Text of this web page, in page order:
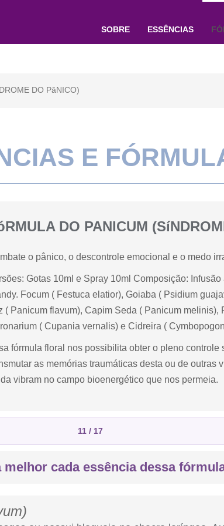
SOBRE ESSÊNCIAS
DO PâNICO)
E
DO PANICUM
o pânico, o descontrole emocional e o medo
Gotas 10ml e Spray 10ml Composição:
Focum ( Festuca elatior), Goiaba ( Psidium
( Panicum flavum), Capim Seda ( Panicum
( Cupania vernalis) e Cidreira (
fórmula floral nos possibilita obter o pleno controle
as memórias traumáticas desta ou de outras
vibram no campo bioenergético que nos permeia.
11 / 17
melhor cada essência dessa